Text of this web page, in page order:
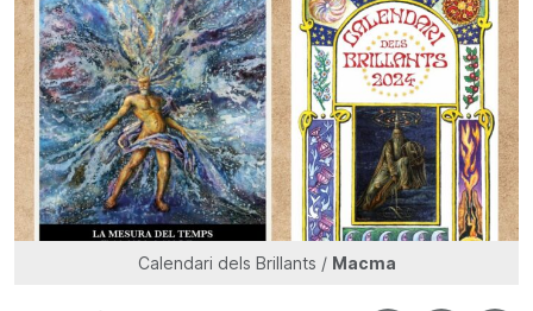
Calendari dels Brillants / Macma